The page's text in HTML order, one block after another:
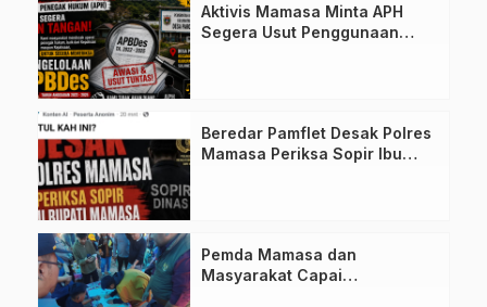
Aktivis Mamasa Minta APH
Segera Usut Penggunaan
Beredar Pamflet Desak Polres
Mamasa Periksa Sopir Ibu
Pemda Mamasa dan
Masyarakat Capai